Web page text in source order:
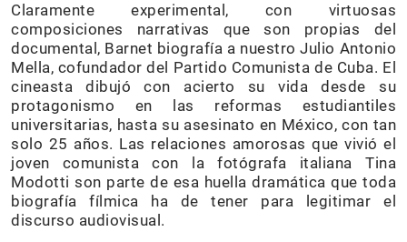
Claramente experimental, con virtuosas
composiciones narrativas que son propias del
documental, Barnet biografía a nuestro Julio Antonio
Mella, cofundador del Partido Comunista de Cuba. El
cineasta dibujó con acierto su vida desde su
protagonismo en las reformas estudiantiles
universitarias, hasta su asesinato en México, con tan
solo 25 años. Las relaciones amorosas que vivió el
joven comunista con la fotógrafa italiana Tina
Modotti son parte de esa huella dramática que toda
biografía fílmica ha de tener para legitimar el
discurso audiovisual.